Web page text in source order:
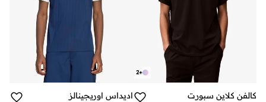
+
2
كالفن كلاين سبورت
اديداس اوريجينالز